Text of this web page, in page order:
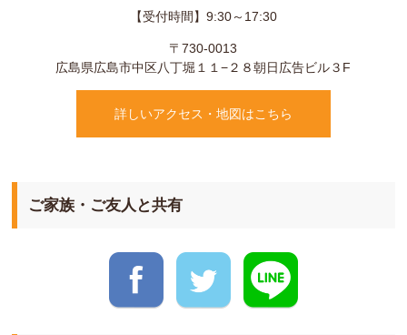
【受付時間】9:30～17:30
〒730-0013
広島県広島市中区八丁堀１１−２８朝日広告ビル３F
詳しいアクセス・地図はこちら
ご家族・ご友人と共有